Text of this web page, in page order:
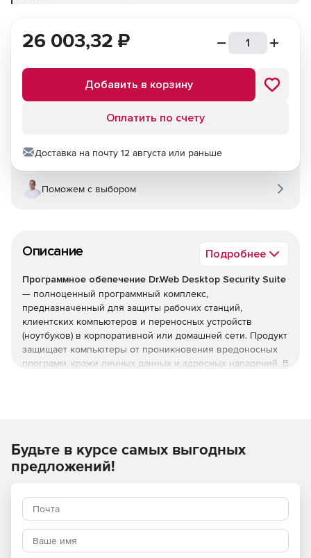
Описание Подробнее
Программное обепечение Dr.Web Desktop Security Suite
— полноценный программный комплекс,
предназначенный для защиты рабочих станций,
клиентских компьютеров и переносных устройств
(ноутбуков) в корпоративной или домашней сети. Продукт
защищает компьютеры от проникновения вредоносных
программ, кражи личных данных и адресных нападений. В
Преимущества Dr.Web Desktop
Наличие сертификатов
Dr.Web Desktop Security Suite имеет сертификаты
соответствия ФСТЭК России и ФСБ. Это означает, что
26 003,32 ₽
Добавить в корзину
Оплатить по счету
Доставка на почту 12 августа или раньше
Поможем с выбором
Будьте в курсе самых выгодных
предложений!